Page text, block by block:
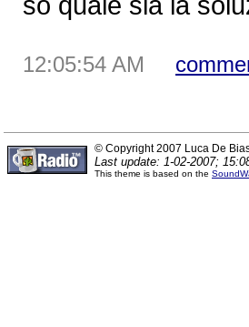
12:05:54 AM
© Copyright 2007 Luca De
Last update: 1-02-2007;
This theme is based on the